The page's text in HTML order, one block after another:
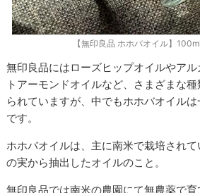
【無印良品 ホホバオイル】
無印良品にはローズヒップオイルやア
トアーモンドオイルなど、さまざまな
られていますが、中でもホホバオイル
です。
ホホバオイルは、主に南米で栽培され
の実から抽出したオイルのこと。
無印良品では南米の農園にて無農薬で